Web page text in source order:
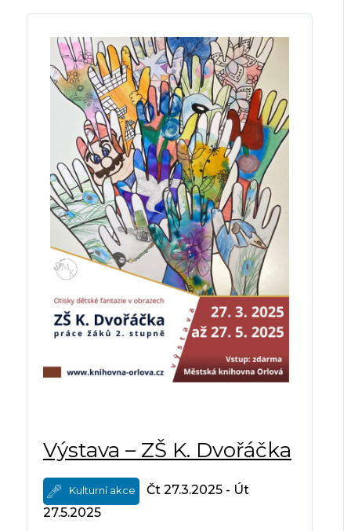
Výstava – ZŠ K. Dvořáčka
Kulturní akce
Čt 27.3.2025 - Út
27.5.2025